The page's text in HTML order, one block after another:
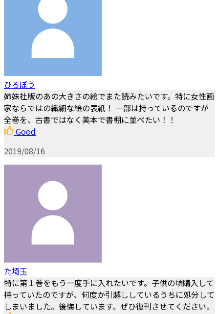
ひろぼう
姉妹社版のあの大きさの絵でまた読みたいです。特に女性画
家ならではの繊細な絵の表紙！ 一部は持っているのですが
全巻を、古書ではなく美本で書棚に並べたい！！
Good
2019/08/16
た埼玉
特に第１巻をもう一度手に入れたいです。子供の頃購入して
持っていたのですが、何度か引越ししているうちに処分して
しまいました。後悔しています。ぜひ復刊させてください。